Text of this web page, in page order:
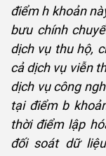
điểm h khoản
bưu chính
dịch vụ thu hộ,
cả dịch vụ viễn
dịch vụ công
tại điểm b
thời điểm lập
đối soát dữ